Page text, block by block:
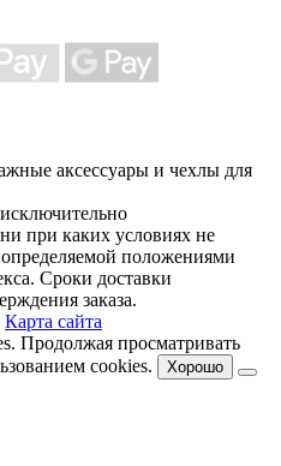
аксессуары и чехлы для
при каких условиях не
положениями
Сроки доставки
заказа.
Карта сайта
Продолжая просматривать
cookies.
Хорошо